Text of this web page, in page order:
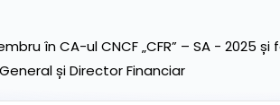
în CA-ul CNCF „CFR” – SA - 2025 și
și Director Financiar